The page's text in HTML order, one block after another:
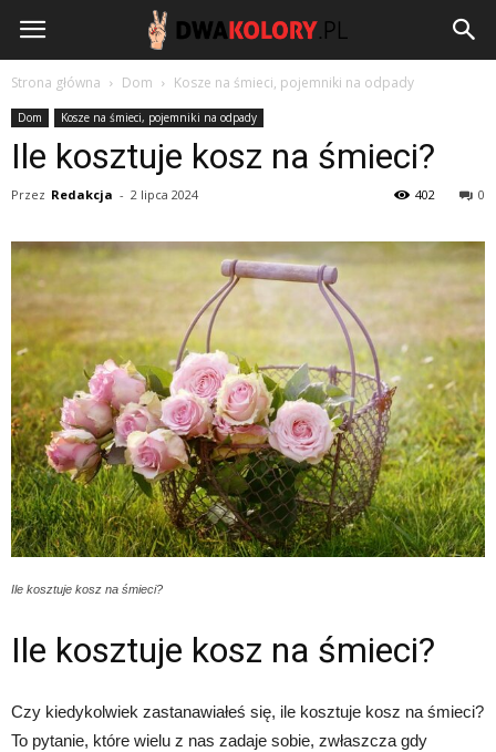
DwaKolory.pl
Strona główna Dom Kosze na śmieci, pojemniki na odpady
Dom Kosze na śmieci, pojemniki na odpady
Ile kosztuje kosz na śmieci?
Przez Redakcja - 2 lipca 2024 0
402
Ile kosztuje kosz na śmieci?
Ile kosztuje kosz na śmieci?
Czy kiedykolwiek zastanawiałeś się, ile kosztuje kosz na śmieci?
To pytanie, które wielu z nas zadaje sobie, zwłaszcza gdy